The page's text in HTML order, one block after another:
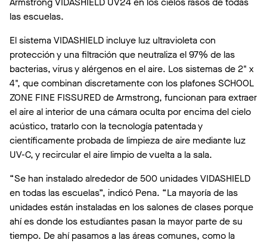
las escuelas.
El sistema VIDASHIELD incluye luz ultravioleta con
protección y una filtración que neutraliza el 97% de las
bacterias, virus y alérgenos en el aire. Los sistemas de 2" x
4", que combinan discretamente con los plafones SCHOOL
ZONE FINE FISSURED de Armstrong, funcionan para extraer
el aire al interior de una cámara oculta por encima del cielo
acústico, tratarlo con la tecnología patentada y
científicamente probada de limpieza de aire mediante luz
UV-C, y recircular el aire limpio de vuelta a la sala.
“Se han instalado alrededor de 500 unidades VIDASHIELD
en todas las escuelas”, indicó Pena. “La mayoría de las
unidades están instaladas en los salones de clases porque
ahí es donde los estudiantes pasan la mayor parte de su
tiempo. De ahí pasamos a las áreas comunes, como la